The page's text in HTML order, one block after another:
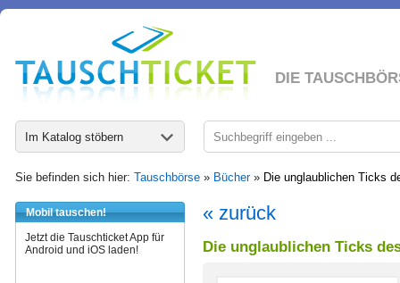
DIE
Im Katalog stöbern
Sie befinden sich hier: Tauschbörse » Bücher» Die unglaublichen Ticks
Mobil tauschen!
Jetzt die Tauschticket App für
Android und iOS laden!
« zurück
Die unglaublichen Ticks